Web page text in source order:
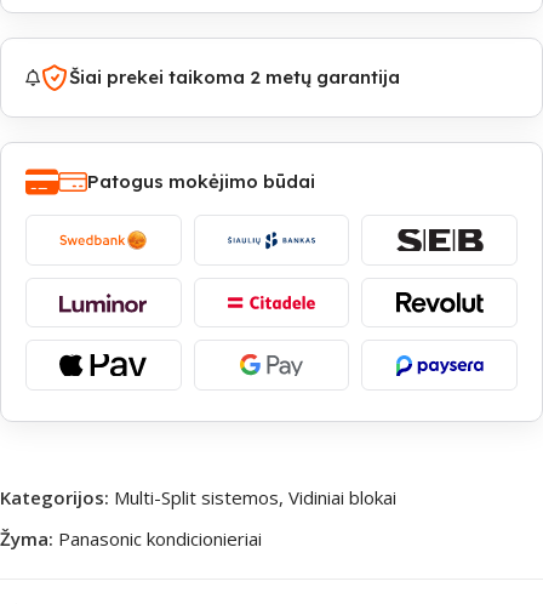
Šiai prekei taikoma 2 metų garantija
Patogus mokėjimo būdai
Kategorijos: Multi-Split sistemos, Vidiniai blokai
Žyma: Panasonic kondicionieriai